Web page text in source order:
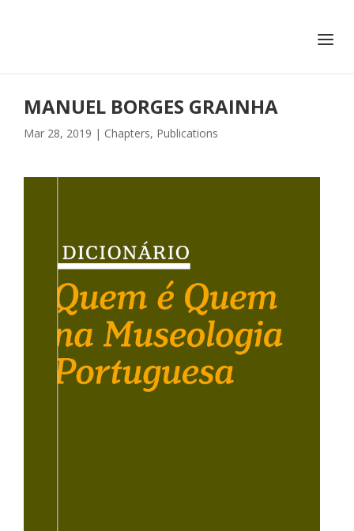
MANUEL BORGES GRAINHA
Mar 28, 2019 | Chapters, Publications